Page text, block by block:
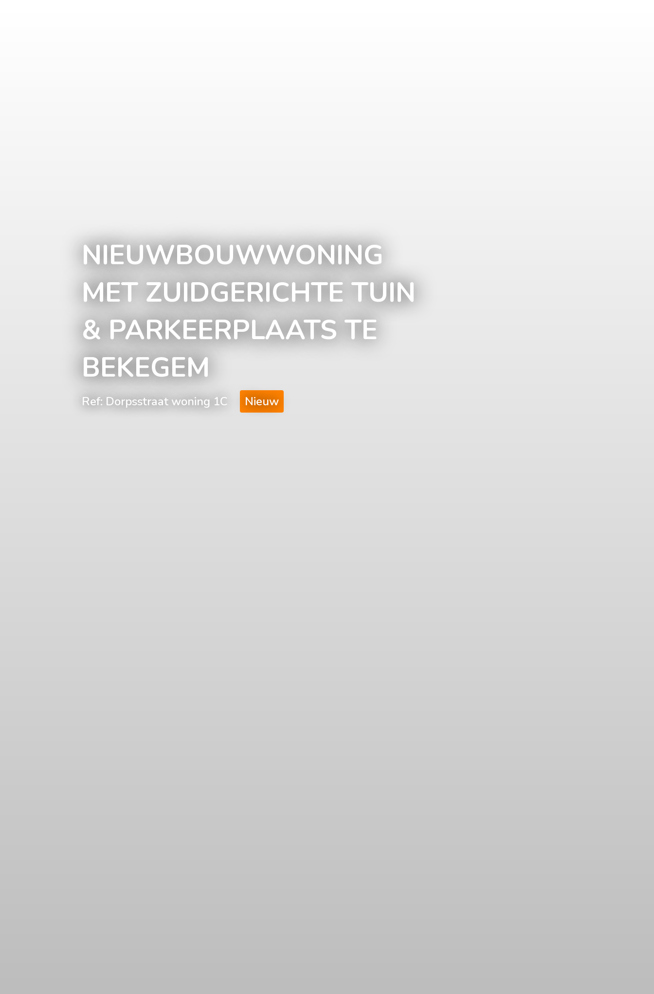
NIEUWBOUWWONING
MET ZUIDGERICHTE TUIN
& PARKEERPLAATS TE
BEKEGEM
Ref: Dorpsstraat woning 1C Nieuw